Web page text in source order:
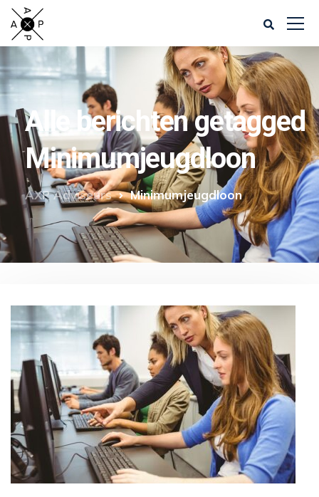
Alle berichten getagged
Minimumjeugdloon
AXP Adviseurs Minimumjeugdloon